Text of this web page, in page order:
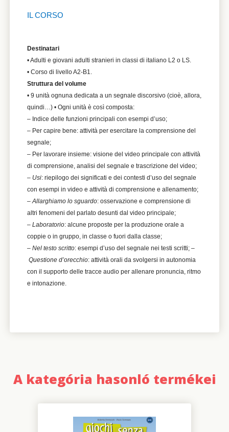
IL CORSO
Destinatari
• Adulti e giovani adulti stranieri in classi di italiano L2 o LS.
• Corso di livello A2-B1.
Struttura del volume
• 9 unità ognuna dedicata a un segnale discorsivo (cioè, allora,
quindi…) • Ogni unità è così composta:
– Indice delle funzioni principali con esempi d’uso;
– Per capire bene: attività per esercitare la comprensione del
segnale;
– Per lavorare insieme: visione del video principale con attività
di comprensione, analisi del segnale e trascrizione del video;
– Usi: riepilogo dei significati e dei contesti d’uso del segnale
con esempi in video e attività di comprensione e allenamento;
–Allarghiamo lo sguardo: osservazione e comprensione di
altri fenomeni del parlato desunti dal video principale;
– Laboratorio: alcune proposte per la produzione orale a
coppie o in gruppo, in classe o fuori dalla classe;
– Nel testo scritto: esempi d’uso del segnale nei testi scritti; –
Questione d’orecchio: attività orali da svolgersi in autonomia
con il supporto delle tracce audio per allenare pronuncia, ritmo
e intonazione.
A kategória hasonló termékei